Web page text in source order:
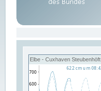
Elbe - Cuxhaven Steubenhöft